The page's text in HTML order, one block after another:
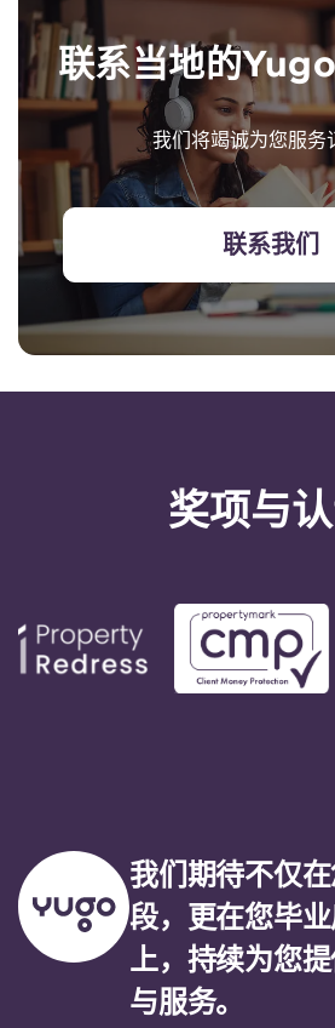
联系当地的
我们将竭诚为您服务
联系我们
奖项与
我们期待不仅
段，更在您毕
上，持续为您
与服务。